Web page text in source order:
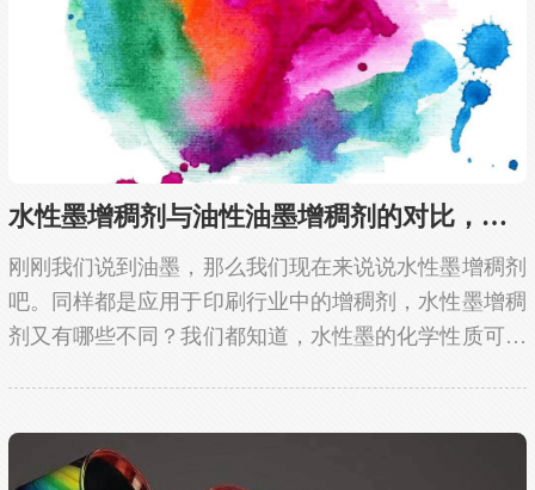
水性墨增稠剂与油性油墨增稠剂的对比，选择千...
刚刚我们说到油墨，那么我们现在来说说水性墨增稠剂
吧。同样都是应用于印刷行业中的增稠剂，水性墨增稠
剂又有哪些不同？我们都知道，水性墨的化学性质可溶
质...